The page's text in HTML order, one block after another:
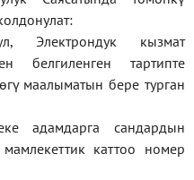
, Электрондук кызмат
белгиленген тартипте
маалыматын бере турган
адамдарга сандардын
каттоо номер